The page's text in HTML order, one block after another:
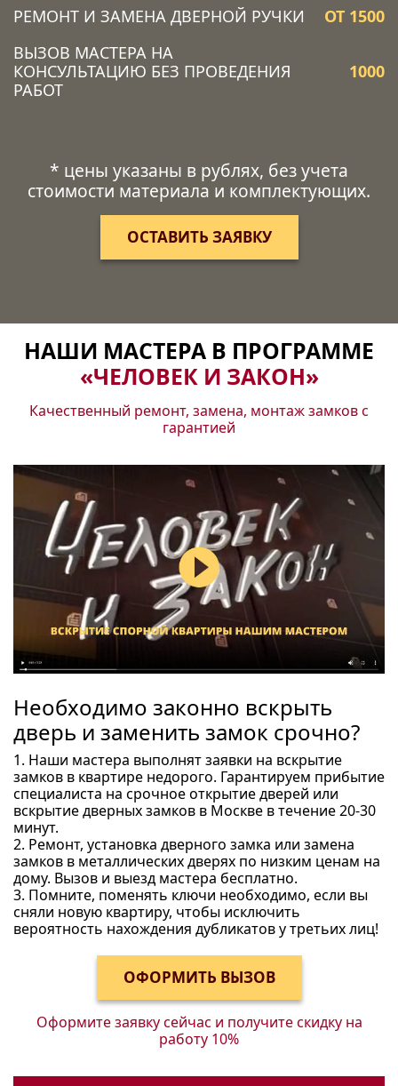
РЕМОНТ И ЗАМЕНА ДВЕРНОЙ РУЧКИ
ОТ 1500
ВЫЗОВ МАСТЕРА НА
КОНСУЛЬТАЦИЮ БЕЗ ПРОВЕДЕНИЯ
РАБОТ
1000
* цены указаны в рублях, без учета
стоимости материала и комплектующих.
ОСТАВИТЬ ЗАЯВКУ
НАШИ МАСТЕРА В ПРОГРАММЕ
«ЧЕЛОВЕК И ЗАКОН»
Качественный ремонт, замена, монтаж замков с
гарантией
Необходимо законно вскрыть
дверь и заменить замок срочно?
1. Наши мастера выполнят заявки на вскрытие
замков в квартире недорого. Гарантируем прибытие
специалиста на срочное открытие дверей или
вскрытие дверных замков в Москве в течение 20-30
минут.
2. Ремонт, установка дверного замка или замена
замков в металлических дверях по низким ценам на
дому. Вызов и выезд мастера бесплатно.
3. Помните, поменять ключи необходимо, если вы
сняли новую квартиру, чтобы исключить
вероятность нахождения дубликатов у третьих лиц!
Оформите заявку сейчас и получитескидку на
работу 10%